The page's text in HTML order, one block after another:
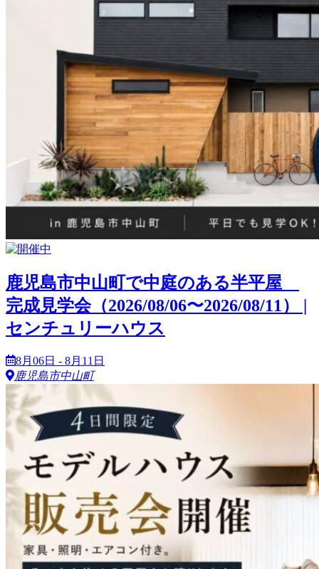
鹿児島市中山町で中庭のある半平屋
完成見学会（2026/08/06〜2026/08/11） |
センチュリーハウス
8月06日 - 8月11日
鹿児島市中山町